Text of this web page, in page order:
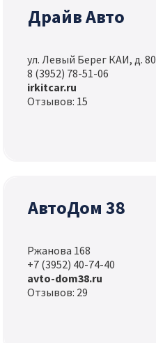
Драйв Авто
ул. Левый Берег КАИ, д. 80
8 (3952) 78-51-06
irkitcar.ru
Отзывов: 15
АвтоДом 38
Ржанова 168
+7 (3952) 40-74-40
avto-dom38.ru
Отзывов: 29